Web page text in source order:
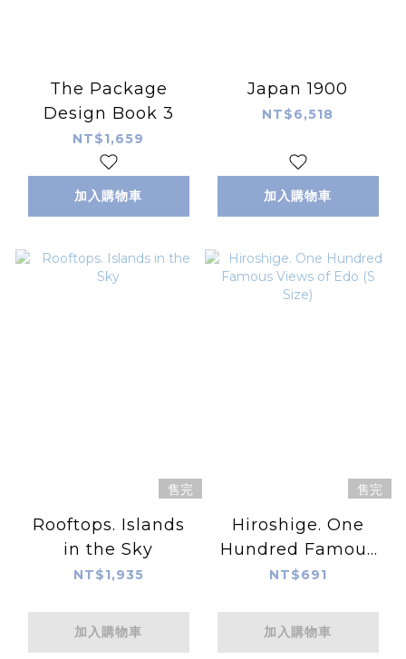
The Package
Design Book 3
NT$1,659
加入購物車
Japan 1900
NT$6,518
加入購物車
售完
Rooftops. Islands
in the Sky
NT$1,935
加入購物車
售完
Hiroshige. One
Hundred Famous
Views of Edo (S
NT$691
加入購物車